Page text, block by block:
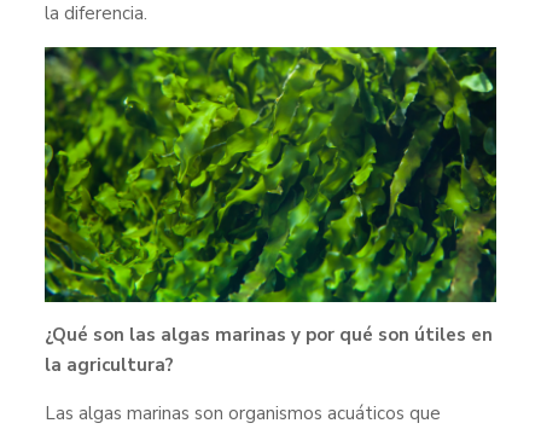
la diferencia.
¿Qué son las algas marinas y por qué son útiles en
la agricultura?
Las algas marinas son organismos acuáticos que